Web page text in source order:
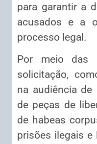
para garantir a
acusados e a
processo legal.
Por meio das
solicitação,
na audiência de
de peças de
de habeas
prisões ilegais e